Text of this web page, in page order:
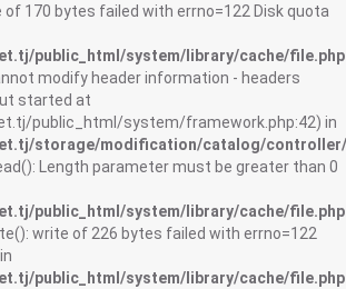
170 bytes failed with errno=122 Disk quota
public_html/system/library/cache/file.php
modify header information - headers
started at
public_html/system/framework.php:42) in
storage/modification/catalog/
Length parameter must be greater than 0
public_html/system/library/cache/file.php
write of 226 bytes failed with errno=122
public_html/system/library/cache/file.php